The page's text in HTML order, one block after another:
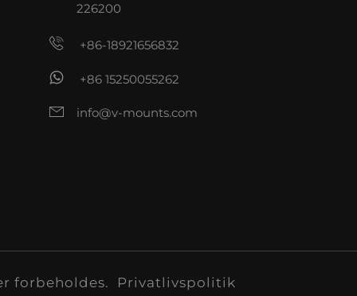
226200
+86-18921656832
+86 15250055262
info@v-mounts.com
forbeholdes. Privatlivspolitik